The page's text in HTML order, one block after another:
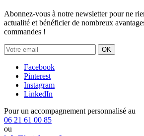
Abonnez-vous à notre newsletter pour ne
actualité et bénéficier de nombreux
commandes !
OK
Facebook
Pinterest
Instagram
LinkedIn
Pour un accompagnement personnalisé au
06 21 61 00 85
ou